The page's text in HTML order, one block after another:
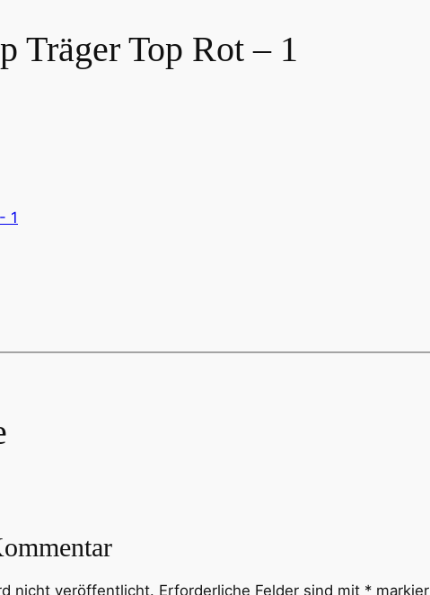
Träger Top Rot – 1
nicht veröffentlicht. Erforderliche Felder sind mit *